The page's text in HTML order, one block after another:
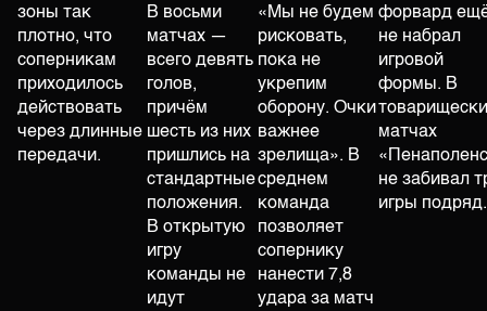
зоны так
плотно, что
соперникам
приходилось
действовать
через длинные
передачи.
В восьми
матчах —
всего девять
голов,
причём
шесть из них
пришлись на
стандартные
положения.
В открытую
игру
команды не
идут
«Мы не будем
рисковать,
пока не
укрепим
оборону. Очки
важнее
зрелища». В
среднем
команда
позволяет
сопернику
нанести 7,8
удара за матч
форвард
не набрал
игровой
формы. В
матчах
не забивал
игры подряд.